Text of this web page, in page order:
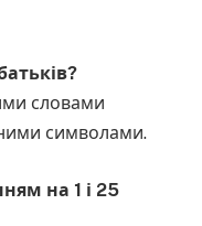
словами
символами.
на 1 і 25